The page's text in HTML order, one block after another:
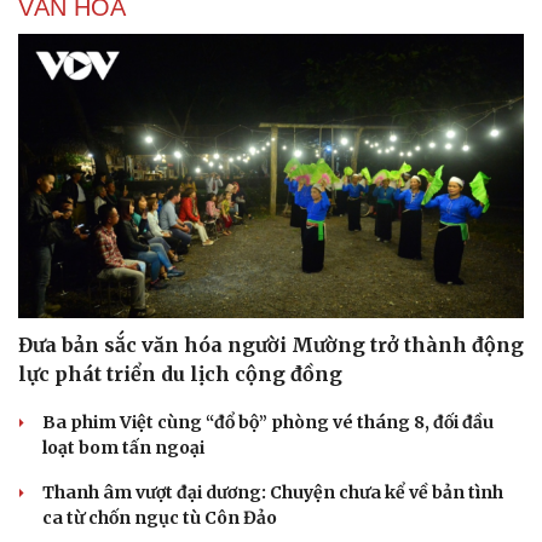
Vì một phút buông thả sau hơi men, tôi bàng hoàng
phát hiện mắc bệnh tình dục
Nhập viện trước ngày cưới, cô dâu bất ngờ được tổ chức
hôn lễ trong bệnh viện
5 hạng mục nhiều người hối tiếc vì bỏ qua khi cải tạo nhà
Mất khứu giác vì cảm lạnh: 5 cách giúp cải thiện tại nhà
VĂN HÓA